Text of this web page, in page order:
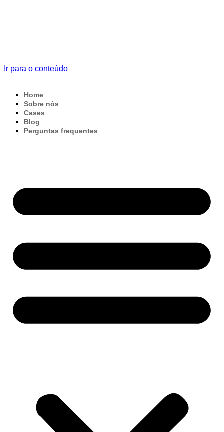
Ir para o conteúdo
Home
Sobre nós
Cases
Blog
Perguntas frequentes